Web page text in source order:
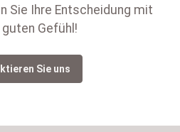
Sie Ihre Entscheidung mit
Gefühl!
Sie uns